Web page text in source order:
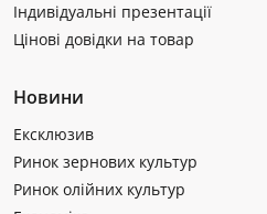
Індивідуальні презентації
Цінові довідки на товар
Новини
Ексклюзив
Ринок зернових культур
Ринок олійних культур